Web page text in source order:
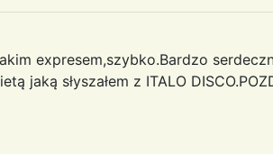
expresem,szybko.Bardzo
jaką słyszałem z ITALO